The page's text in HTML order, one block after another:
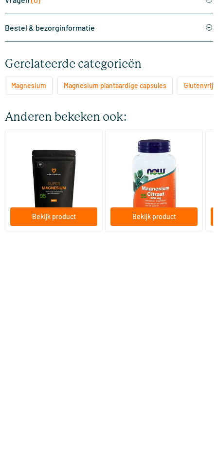
Bestel & bezorginformatie
Gerelateerde categorieën
Magnesium Magnesium plantaardige capsules
Anderen bekeken ook:
Super Magnesium refill
60/​120 tabletten
Vitaminstore
17 95
Bekijk product
(21)
Magnesium Citraat 200 mg
(magnesium citrate)
100/​250 tabletten
21 .95
Bekijk product